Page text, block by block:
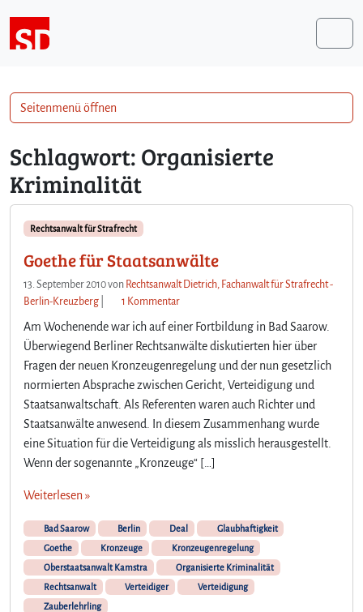
Schlagwort: Organisierte
Kriminalität
Rechtsanwalt für Strafrecht
Goethe für Staatsanwälte
13. September 2010von Rechtsanwalt Dietrich, Fachanwalt für Strafrecht -
Berlin-Kreuzberg
1 Kommentarz
o
e
t
h
e
r
a
a
t
s
Am Wochenende war ich auf einer Fortbildung in Bad Saarow.
Überwiegend Berliner Rechtsanwälte diskutierten hier über
Fragen der neuen Kronzeugenregelung und der nun gesetzlich
normierten Absprache zwischen Gericht, Verteidigung und
Staatsanwaltschaft. Als Referenten waren auch Richter und
Staatsanwälte anwesend. In diesem Zusammenhang wurde
eine Situation für die Verteidigung als misslich herausgestellt.
Wenn der sogenannte „Kronzeuge“ […]
Weiterlesen »
Bad Saarow Berlin Deal
Glaubhaftigkeit
Goethe
Kronzeuge
Kronzeugenregelung
Oberstaatsanwalt Kamstra
Organisierte Kriminalität
Rechtsanwalt
Verteidiger
Verteidigung
Zauberlehrling
Seitenmenü öffnen